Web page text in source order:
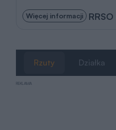
Więcej informacji
Rzuty Działka
REKLAMA